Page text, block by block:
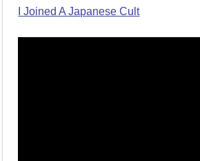
I Joined A Japanese Cult